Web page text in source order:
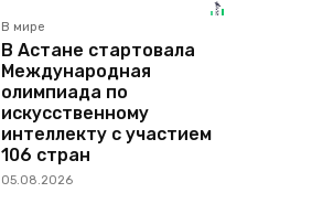
В мире
В Астане стартовала
Международная
олимпиада по
искусственному
интеллекту с участием
106 стран
05.08.2026